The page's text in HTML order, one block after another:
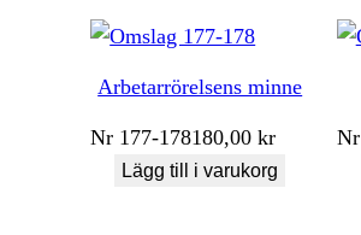
Arbetarrörelsens minne
Nr 177-178180,00kr
Lägg till i varukorg
Nr